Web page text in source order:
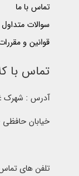
تماس با ما
سوالات متداول
قوانین و
تماس با
آدرس : شهرک
خیابان
تلفن های